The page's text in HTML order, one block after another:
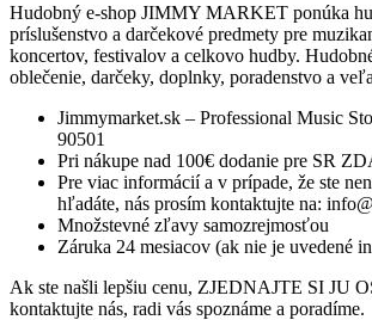
Hudobný e-shop JIMMY MARKET ponúka
príslušenstvo a darčekové predmety pre
koncertov, festivalov a celkovo hudby.
oblečenie, darčeky, doplnky, poradenstvo a
Jimmymarket.sk – Professional Music
90501
Pri nákupe nad 100€ dodanie pre SR
Pre viac informácií a v prípade, že ste
hľadáte, nás prosím kontaktujte na:
Množstevné zľavy samozrejmosťou
Záruka 24 mesiacov (ak nie je uvedené
Ak ste našli lepšiu cenu, ZJEDNAJTE SI JU
kontaktujte nás, radi vás spoznáme a poradíme.